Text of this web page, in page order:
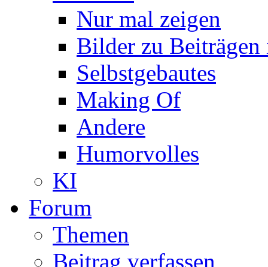
Nur mal zeigen
Bilder zu
Selbstgebautes
Making Of
Andere
Humorvolles
KI
Forum
Themen
Beitrag verfassen